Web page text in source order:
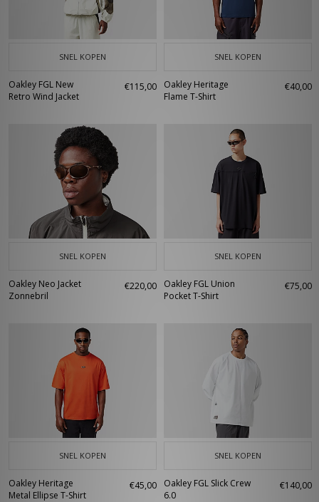
SNEL KOPEN
Oakley FGL New
Retro Wind Jacket
€115,00
SNEL KOPEN
Oakley Heritage
Flame T-Shirt
€40,00
SNEL KOPEN
Oakley Neo Jacket
Zonnebril
€220,00
SNEL KOPEN
Oakley FGL Union
Pocket T-Shirt
€75,00
SNEL KOPEN
Oakley Heritage
Metal Ellipse T-Shirt
€45,00
SNEL KOPEN
Oakley FGL Slick Crew
6.0
€140,00